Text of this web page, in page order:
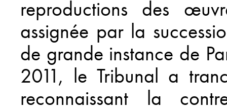
reproductions des
assignée par la
de grande instance de
2011, le Tribunal a
reconnaissant la